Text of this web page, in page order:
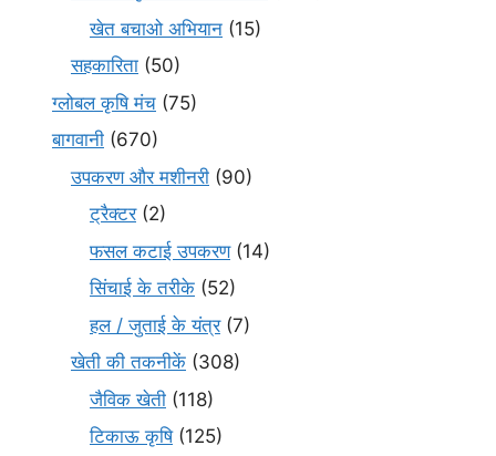
खेत बचाओ अभियान (15)
सहकारिता (50)
ग्लोबल कृषि मंच (75)
बागवानी (670)
उपकरण और मशीनरी (90)
ट्रैक्टर(2)
फसल कटाई उपकरण(14)
सिंचाई के तरीके (52)
हल / जुताई के यंत्र(7)
खेती की तकनीकें (308)
जैविक खेती (118)
टिकाऊ कृषि(125)